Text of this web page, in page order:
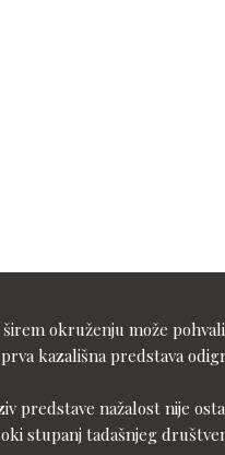
okruženju može
kazališna predstava
predstave nažalost nije
stupanj tadašnjeg